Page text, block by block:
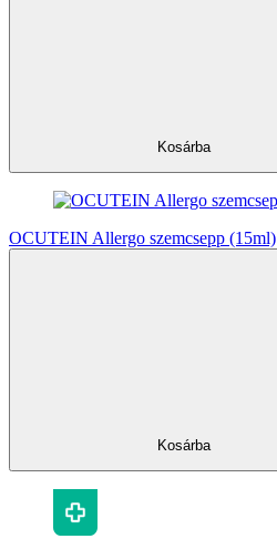
Kosárba
OCUTEIN Allergo szemcsepp (15ml)
Kosárba